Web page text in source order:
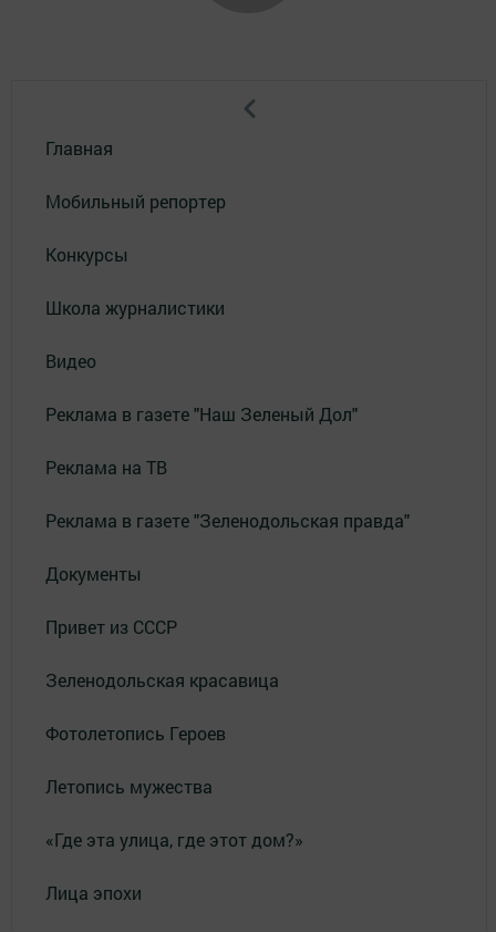
Главная
Мобильный репортер
Конкурсы
Школа журналистики
Видео
Реклама в газете "Наш Зеленый Дол"
Реклама на ТВ
Реклама в газете "Зеленодольская правда"
Документы
Привет из СССР
Зеленодольская красавица
Фотолетопись Героев
Летопись мужества
«Где эта улица, где этот дом?»
Лица эпохи